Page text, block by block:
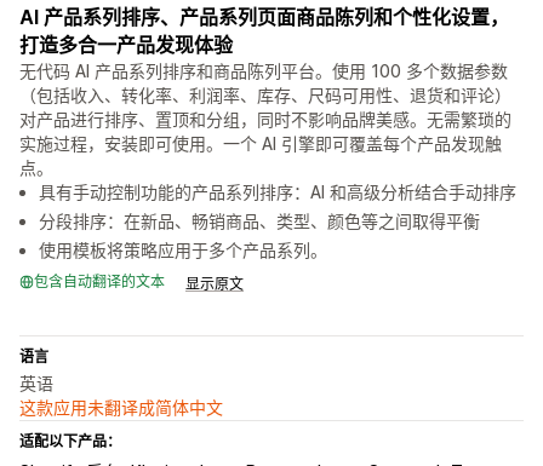
AI 产品系列排序、产品系列页面商品陈列和个性化设置，
打造多合一产品发现体验
无代码 AI 产品系列排序和商品陈列平台。使用 100 多个数据参数
（包括收入、转化率、利润率、库存、尺码可用性、退货和评论）
对产品进行排序、置顶和分组，同时不影响品牌美感。无需繁琐的
实施过程，安装即可使用。一个 AI 引擎即可覆盖每个产品发现触
点。
具有手动控制功能的产品系列排序：AI 和高级分析结合手动排序
分段排序：在新品、畅销商品、类型、颜色等之间取得平衡
使用模板将策略应用于多个产品系列。
包含自动翻译的文本 显示原文
语言
英语
这款应用未翻译成简体中文
适配以下产品：